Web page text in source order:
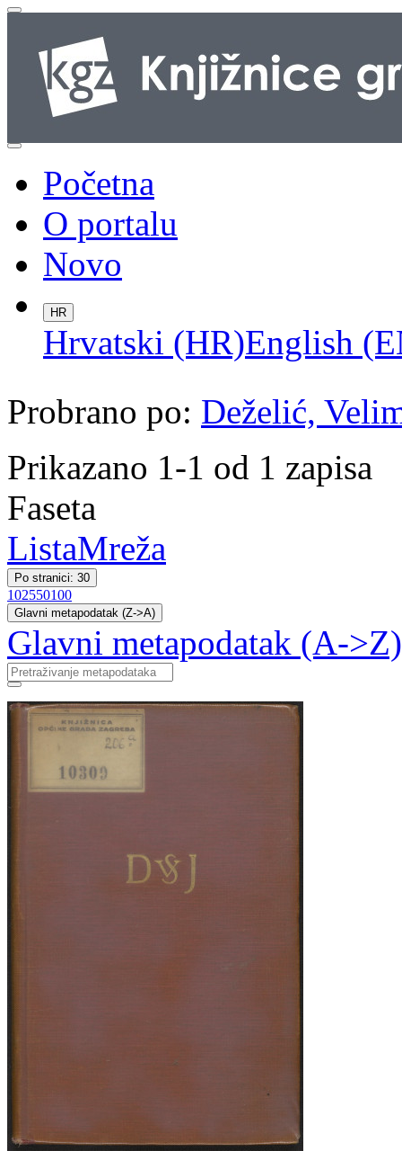
Početna
O portalu
Novo
HR
Hrvatski (HR)English
Probrano po: Deželić,
Prikazano 1-1 od 1 zapisa
Faseta
ListaMreža
Po stranici: 30
102550100
Glavni metapodatak (Z->A)
Glavni metapodatak (A->Z)